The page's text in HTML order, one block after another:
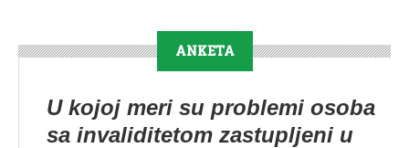
ANKETA
U kojoj meri su problemi osoba
sa invaliditetom zastupljeni u